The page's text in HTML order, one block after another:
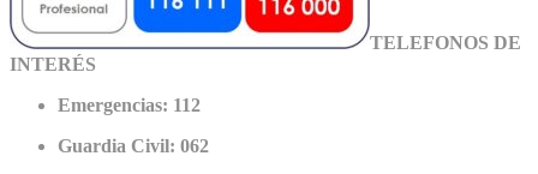
TELEFONOS DE
INTERÉS
Emergencias: 112
Guardia Civil: 062